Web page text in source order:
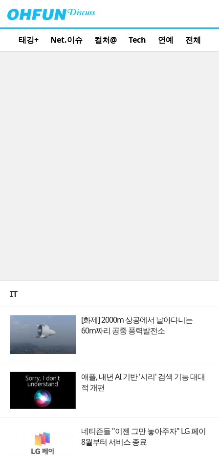
태깅+ Net.이슈 컬처@ Tech 연예 전체
IT
[화제] 2000m 상공에서 날아다니는
60m짜리 공중 풍력발전소
애플, 내년 AI 기반 '시리' 검색 기능 대대
적 개편
네티즌들 "이젠 그만 놓아주자" LG 페이
8월부터 서비스 종료